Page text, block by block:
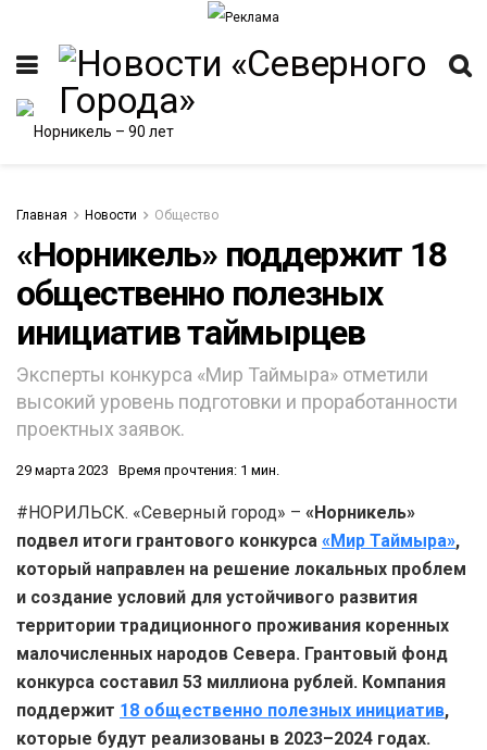
Главная Новости Общество
«Норникель» поддержит 18
общественно полезных
инициатив таймырцев
Эксперты конкурса «Мир Таймыра» отметили
высокий уровень подготовки и проработанности
проектных заявок.
29 марта 2023 Время прочтения: 1 мин.
#НОРИЛЬСК. «Северный город» – «Норникель»
подвел итоги грантового конкурса «Мир Таймыра»,
который направлен на решение локальных проблем
и создание условий для устойчивого развития
территории традиционного проживания коренных
малочисленных народов Севера. Грантовый фонд
конкурса составил 53 миллиона рублей. Компания
поддержит 18 общественно полезных инициатив,
которые будут реализованы в 2023–2024 годах.